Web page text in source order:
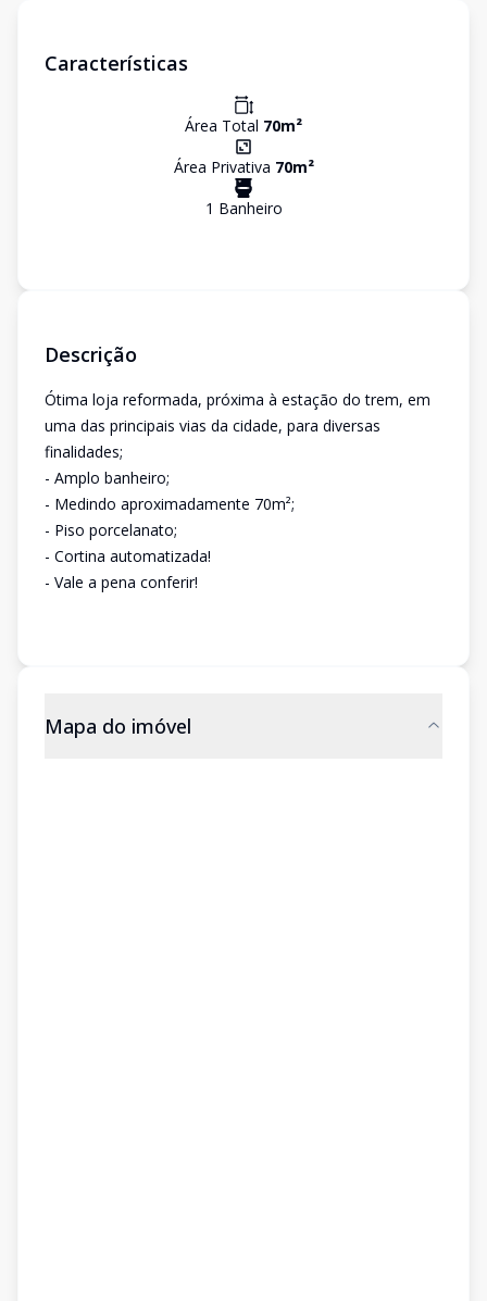
Características
Área Total 70m²
Área Privativa 70m²
1 Banheiro
Descrição
Ótima loja reformada, próxima à estação do trem, em
uma das principais vias da cidade, para diversas
finalidades;
- Amplo banheiro;
- Medindo aproximadamente 70m²;
- Piso porcelanato;
- Cortina automatizada!
- Vale a pena conferir!
Mapa do imóvel